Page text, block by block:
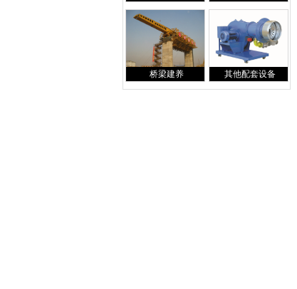
桥梁建养 其他配套设备